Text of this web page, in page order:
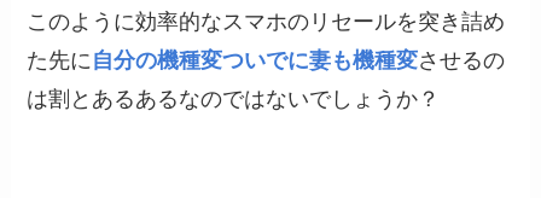
このように効率的なスマホのリセールを突き詰め
た先に自分の機種変ついでに妻も機種変させるの
は割とあるあるなのではないでしょうか？